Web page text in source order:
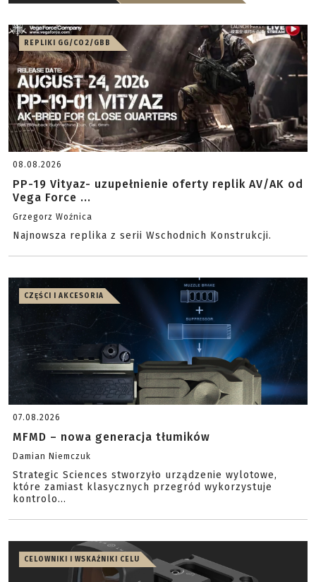
REPLIKI GG/CO2/GBB
08.08.2026
PP-19 Vityaz- uzupełnienie oferty replik AV/AK od
Vega Force ...
Grzegorz Woźnica
Najnowsza replika z serii Wschodnich Konstrukcji.
CZĘŚCI I AKCESORIA
07.08.2026
MFMD – nowa generacja tłumików
Damian Niemczuk
Strategic Sciences stworzyło urządzenie wylotowe,
które zamiast klasycznych przegród wykorzystuje
kontrolo...
CELOWNIKI I WSKAŹNIKI CELU